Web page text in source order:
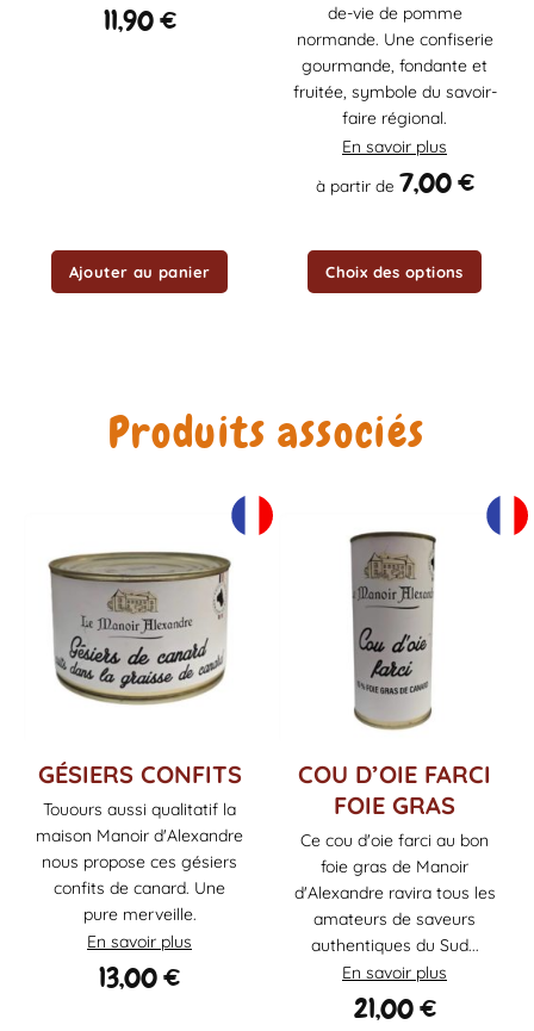
11,90€
Ajouter au panier
de-vie de pomme
normande. Une confiserie
gourmande, fondante et
fruitée, symbole du savoir-
faire régional.
En savoir plus
à partir de 7,00€
Choix des options
options
peuvent
être
choisies
page
Produits associés
GÉSIERS CONFITS
Touours aussi qualitatif la
maison Manoir d'Alexandre
nous propose ces gésiers
confits de canard. Une
pure merveille.
En savoir plus
13,00€
COU D’OIE FARCI
FOIE GRAS
Ce cou d'oie farci au bon
foie gras de Manoir
d'Alexandre ravira tous les
amateurs de saveurs
authentiques du Sud...
En savoir plus
21,00€